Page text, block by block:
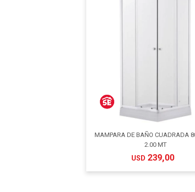
MAMPARA DE BAÑO CUADRADA
2.00 MT
USD 239,00